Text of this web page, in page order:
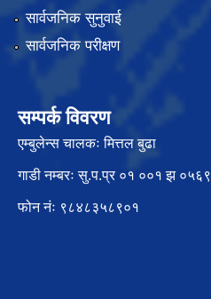
सार्वजनिक सुनुवाई
सार्वजनिक परीक्षण
सम्पर्क विवरण
एम्बुलेन्स चालकः मित्तल बुढा
गाडी नम्बरः सु.प.प्र ०१ ००१ झ ०५६९
फोन नंः ९८४८३५८९०१